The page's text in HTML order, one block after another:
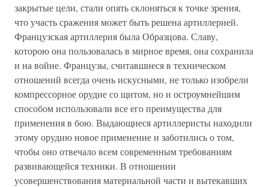
закрытые цели, стали опять склоняться к точке зрения,
что участь сражения может быть решена артиллерией.
Французская артиллерия была Образцова. Славу,
которою она пользовалась в мирное время, она сохранила
и на войне. Французы, считавшиеся в техническом
отношений всегда очень искусными, не только изобрели
компрессорное орудие со щитом, но и остроумнейшим
способом использовали все его преимущества для
применения в бою. Выдающиеся артиллеристы находили
этому орудию новое применение и заботились о том,
чтобы оно отвечало всем современным требованиям
развивающейся техники. В отношении
усовершенствования материальной части и вытекавших